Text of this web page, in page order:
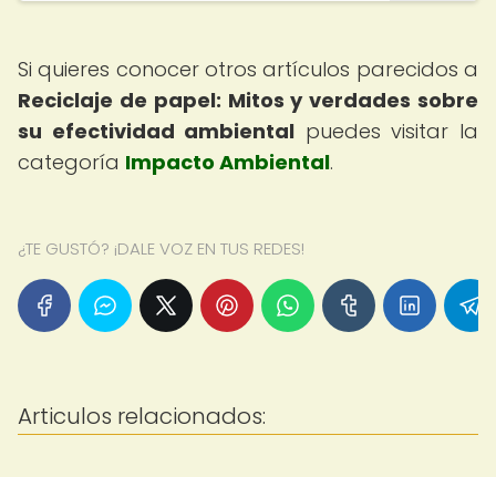
Si quieres conocer otros artículos parecidos a
Reciclaje de papel: Mitos y verdades sobre
su efectividad ambiental puedes visitar la
categoría Impacto Ambiental.
¿TE GUSTÓ? ¡DALE VOZ EN TUS REDES!
Articulos relacionados: